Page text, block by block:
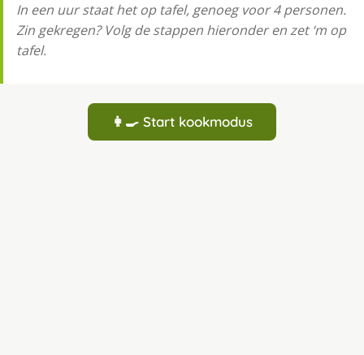
In een uur staat het op tafel, genoeg voor 4 personen.
Zin gekregen? Volg de stappen hieronder en zet ‘m op
tafel.
👩‍🍳 Start kookmodus